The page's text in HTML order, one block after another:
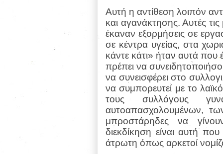
Αυτή η αντίθεση λοιπόν
και αγανάκτησης. Αυτές
έκαναν εξορμήσεις σε
σε κέντρα υγείας, στα
κάντε κάτι» ήταν αυτά
πρέπει να
να συνεισφέρει στο
να συμπορευτεί με το
τους συλλόγους
αυτοαπασχολουμένων,
μπροστάρηδες να
διεκδίκηση είναι αυτή
άτρωτη όπως αρκετοί